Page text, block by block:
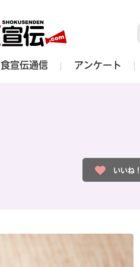
食宣伝通信 アンケート
いいね！